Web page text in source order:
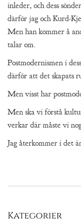
inleder, och dess
därför jag och Kurd-
Men han kommer å
talar om.
Postmodernismen i
därför att det skapats
Men visst har
Men ska vi förstå
verkar där måste vi
Jag återkommer i det
Kategorier